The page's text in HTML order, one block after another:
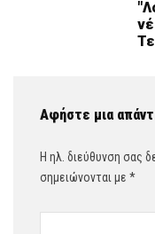
Αφήστε μια
Η ηλ. διεύθυνση σας
σημειώνονται με *